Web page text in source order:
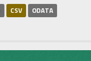
CSV ODATA